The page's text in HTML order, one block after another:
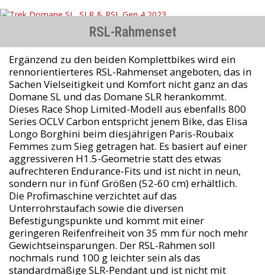
RSL-Rahmenset
Ergänzend zu den beiden Komplettbikes wird ein
rennorientierteres RSL-Rahmenset angeboten, das in
Sachen Vielseitigkeit und Komfort nicht ganz an das
Domane SL und das Domane SLR herankommt.
Dieses Race Shop Limited-Modell aus ebenfalls 800
Series OCLV Carbon entspricht jenem Bike, das Elisa
Longo Borghini beim diesjährigen Paris-Roubaix
Femmes zum Sieg getragen hat. Es basiert auf einer
aggressiveren H1.5-Geometrie statt des etwas
aufrechteren Endurance-Fits und ist nicht in neun,
sondern nur in fünf Größen (52-60 cm) erhältlich.
Die Profimaschine verzichtet auf das
Unterrohrstaufach sowie die diversen
Befestigungspunkte und kommt mit einer
geringeren Reifenfreiheit von 35 mm für noch mehr
Gewichtseinsparungen. Der RSL-Rahmen soll
nochmals rund 100 g leichter sein als das
standardmäßige SLR-Pendant und ist nicht mit